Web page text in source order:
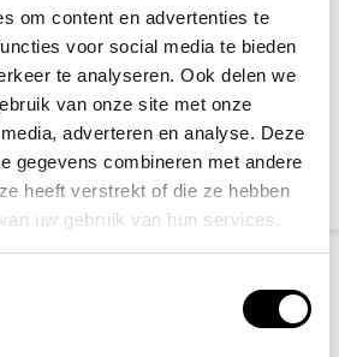
om content en advertenties te
voor social media te bieden
te analyseren. Ook delen we
van onze site met onze
adverteren en analyse. Deze
gegevens combineren met andere
heeft verstrekt of die ze hebben
uw gebruik van hun services.
HEKA verbandklemmen
(100 stuks)
9,29
(11,24 Incl. btw)